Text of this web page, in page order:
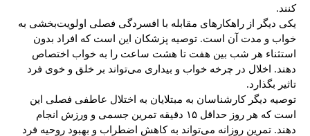
کنند.
یکی دیگر از راهکارهای مقابله با افسردگی فصلی اولویت‌بخشی به
خواب و مدت آن است. توصیه پزشکان این است که افراد بدون
استثناء هر شب بین هفت تا هشت ساعت را به خواب اختصاص
دهند. اخلال در چرخه خواب و بیداری می‌تواند بر خلق و خوی فرد
تاثیر بگذارد.
توصیه دیگر کارشناسان به مبتلایان به اختلال عاطفی فصلی این
است که هر روز حداقل ۱۵ دقیقه تمرین جسمی و ورزش انجام
دهند. تمرین روزانه می‌تواند به کاهش اضطراب و بهبود روحیه فرد